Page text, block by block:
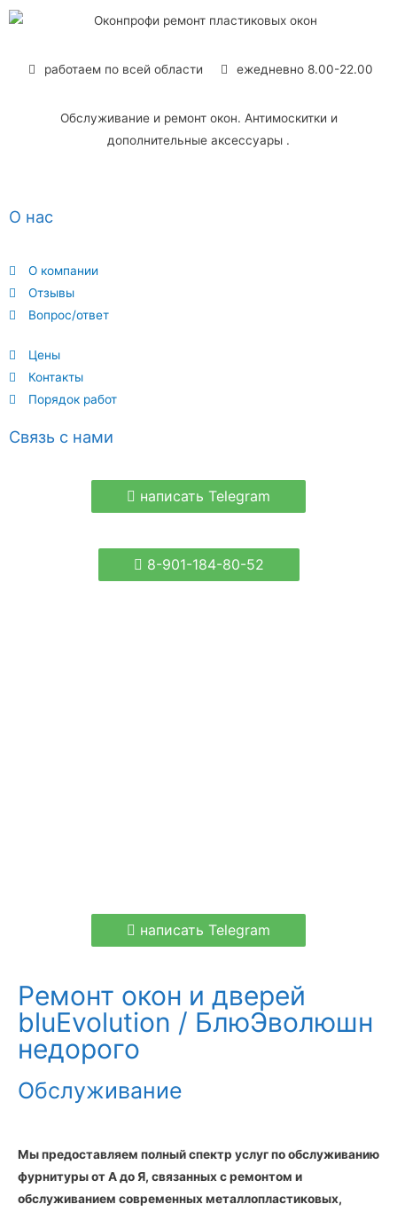
Связь с нами
написать Telegram
8-901-184-80-52
О нас
О компании
Отзывы
Вопрос/ответ
Цены
Контакты
Порядок работ
работаем по всей области ежедневно 8.00-22.00
Обслуживание и ремонт окон. Антимоскитки и
дополнительные аксессуары .
написать Telegram
Ремонт окон и дверей
bluEvolution / БлюЭволюшн
недорого
Обслуживание
Мы предоставляем полный спектр услуг по обслуживанию
фурнитуры от А до Я, связанных с ремонтом и
обслуживанием современных металлопластиковых,